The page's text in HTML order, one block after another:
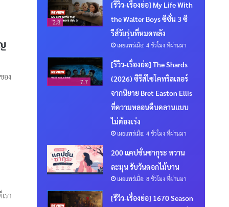
อง
รา
2.8
[รีวิว-เรื่องย่อ] My Life With
the Walter Boys ซีซั่น 3 ซี
รีส์วัยรุ่นที่หมดพลัง
เผยแพร่เมื่อ: 4 ชั่วโมง ที่ผ่านมา
7.7
[รีวิว-เรื่องย่อ] The Shards
(2026) ซีรีส์ไซโคทริลเลอร์
จากนิยาย Bret Easton Ellis
ที่ความหลอนคืบคลานแบบ
ไม่ต้องเร่ง
เผยแพร่เมื่อ: 4 ชั่วโมง ที่ผ่านมา
200 แคปชั่นซากุระ หวาน
ละมุน รับวันดอกไม้บาน
เผยแพร่เมื่อ: 8 ชั่วโมง ที่ผ่านมา
[รีวิว-เรื่องย่อ] 1670 Season